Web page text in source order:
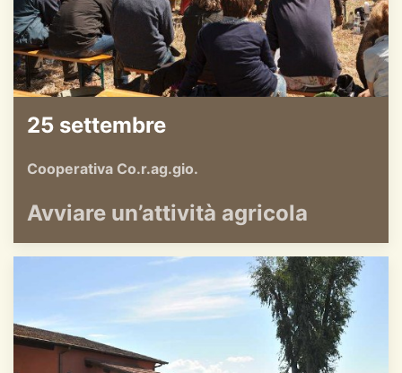
25 settembre
Cooperativa Co.r.ag.gio.
Avviare un’attività agricola